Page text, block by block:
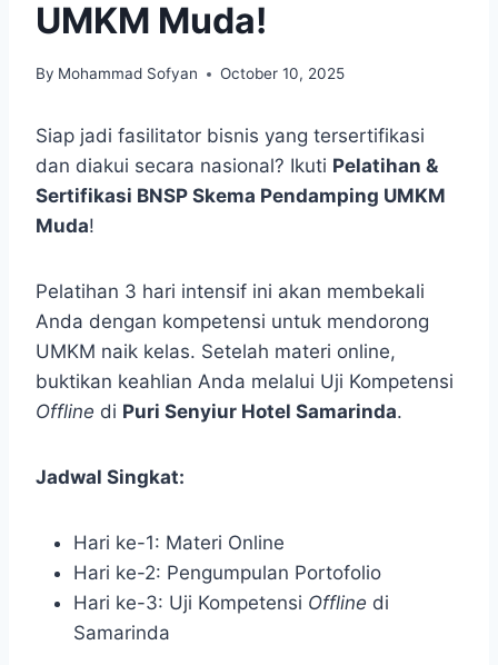
UMKM Muda!
By Mohammad Sofyan October 10, 2025
Siap jadi fasilitator bisnis yang tersertifikasi
dan diakui secara nasional? Ikuti Pelatihan &
Sertifikasi BNSP Skema Pendamping UMKM
Muda!
Pelatihan 3 hari intensif ini akan membekali
Anda dengan kompetensi untuk mendorong
UMKM naik kelas. Setelah materi online,
buktikan keahlian Anda melalui Uji Kompetensi
Offline di Puri Senyiur Hotel Samarinda.
Jadwal Singkat:
Hari ke-1: Materi Online
Hari ke-2: Pengumpulan Portofolio
Hari ke-3: Uji Kompetensi Offline di
Samarinda